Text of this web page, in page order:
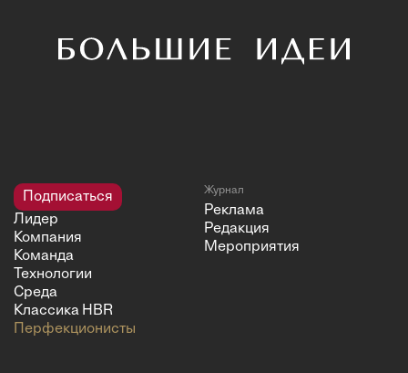
Подписаться
Лидер
Компания
Команда
Технологии
Среда
Классика HBR
Перфекционисты
Журнал
Реклама
Редакция
Мероприятия